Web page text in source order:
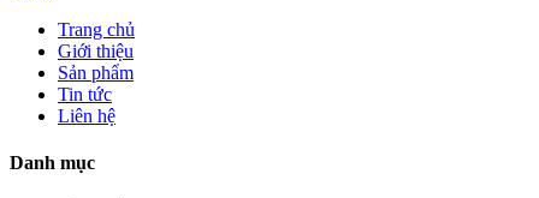
Trang chủ
Giới thiệu
Sản phẩm
Tin tức
Liên hệ
Danh mục